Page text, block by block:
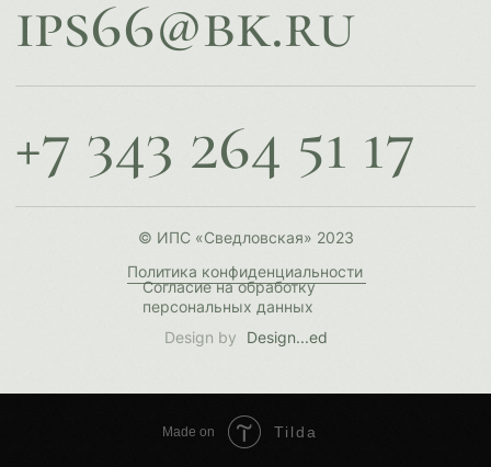
Made on Tilda